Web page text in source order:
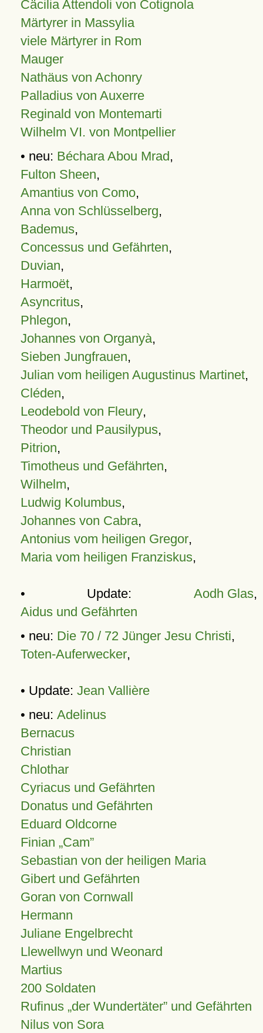
Cäcilia Attendoli von Cotignola
Märtyrer in Massylia
viele Märtyrer in Rom
Mauger
Nathäus von Achonry
Palladius von Auxerre
Reginald von Montemarti
Wilhelm VI. von Montpellier
• neu: Béchara Abou Mrad,
Fulton Sheen,
Amantius von Como,
Anna von Schlüsselberg,
Bademus,
Concessus und Gefährten,
Duvian,
Harmoët,
Asyncritus,
Phlegon,
Johannes von Organyà,
Sieben Jungfrauen,
Julian vom heiligen Augustinus Martinet,
Cléden,
Leodebold von Fleury,
Theodor und Pausilypus,
Pitrion,
Timotheus und Gefährten,
Wilhelm,
Ludwig Kolumbus,
Johannes von Cabra,
Antonius vom heiligen Gregor,
Maria vom heiligen Franziskus,
• Update: Aodh Glas,
Aidus und Gefährten
• neu: Die 70 / 72 Jünger Jesu Christi,
Toten-Auferwecker,
• Update: Jean Vallière
• neu: Adelinus
Bernacus
Christian
Chlothar
Cyriacus und Gefährten
Donatus und Gefährten
Eduard Oldcorne
Finian Cam
Sebastian von der heiligen Maria
Gibert und Gefährten
Goran von Cornwall
Hermann
Juliane Engelbrecht
Llewellwyn und Weonard
Martius
200 Soldaten
Rufinus „der Wundertäter” und Gefährten
Nilus von Sora